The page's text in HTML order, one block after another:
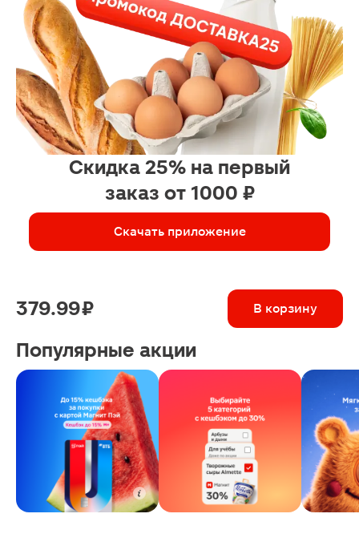
Скидка 25% на первый
заказ от 1000 ₽
Скачать приложение
379.99 ₽ В корзину
Популярные акции